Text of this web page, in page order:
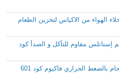
الهواء من الاكياس لتخزين الطعام
إستانلس مقاوم للتآكل و الصدأ كود
مكينة لتفريغ الهواء من الكيس ثم اللحام بالضغط الحراري فاكيوم كود 601